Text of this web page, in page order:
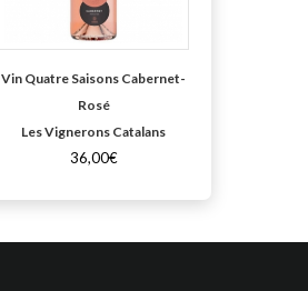
Vin Quatre Saisons Cabernet-
Rosé
Les Vignerons Catalans
36,00€